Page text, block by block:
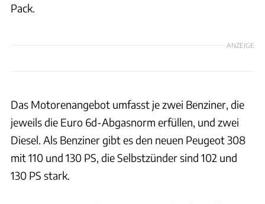
Pack.
ANZEIGE
Das Motorenangebot umfasst je zwei Benziner, die
jeweils die Euro 6d-Abgasnorm erfüllen, und zwei
Diesel. Als Benziner gibt es den neuen Peugeot 308
mit 110 und 130 PS, die Selbstzünder sind 102 und
130 PS stark.